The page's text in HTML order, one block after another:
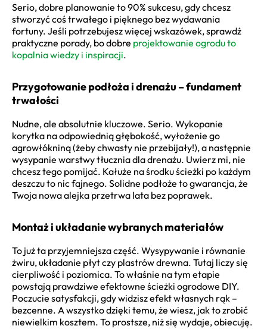
Serio, dobre planowanie to 90% sukcesu, gdy chcesz
stworzyć coś trwałego i pięknego bez wydawania
fortuny. Jeśli potrzebujesz więcej wskazówek, sprawdź
praktyczne porady, bo dobre projektowanie ogrodu to
kopalnia wiedzy i inspiracji.
Przygotowanie podłoża i drenażu – fundament
trwałości
Nudne, ale absolutnie kluczowe. Serio. Wykopanie
korytka na odpowiednią głębokość, wyłożenie go
agrowłókniną (żeby chwasty nie przebijały!), a następnie
wysypanie warstwy tłucznia dla drenażu. Uwierz mi, nie
chcesz tego pomijać. Kałuże na środku ścieżki po każdym
deszczu to nic fajnego. Solidne podłoże to gwarancja, że
Twoja nowa alejka przetrwa lata bez poprawek.
Montaż i układanie wybranych materiałów
To już ta przyjemniejsza część. Wysypywanie i równanie
żwiru, układanie płyt czy plastrów drewna. Tutaj liczy się
cierpliwość i poziomica. To właśnie na tym etapie
powstają prawdziwe efektowne ścieżki ogrodowe DIY.
Poczucie satysfakcji, gdy widzisz efekt własnych rąk –
bezcenne. A wszystko dzięki temu, że wiesz, jak to zrobić
niewielkim kosztem. To prostsze, niż się wydaje, obiecuję.